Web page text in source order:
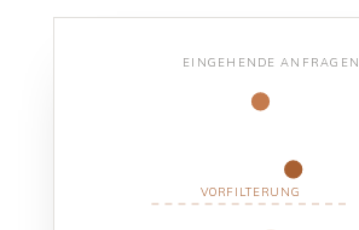
EINGEHENDE ANFRAGEN
VORFILTERUNG